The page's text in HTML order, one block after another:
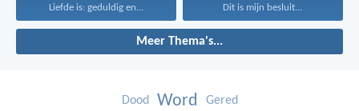
Liefde is: geduldig en... Dit is mijn besluit...
Meer Thema's...
Dood Word Gered